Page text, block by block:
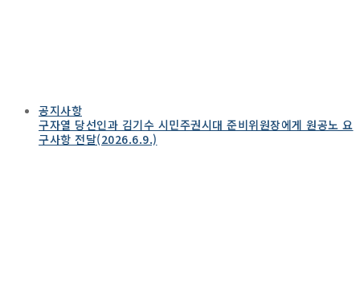
공지사항
구자열 당선인과 김기수 시민주권시대 준비위원장에게 원공노 요
구사항 전달(2026.6.9.)